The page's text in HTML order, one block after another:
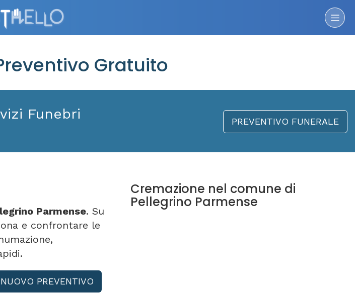
Gratuito
Funebri PREVENTIVO FUNERALE
Parmense. Su
e confrontare le
NUOVO PREVENTIVO
Cremazione nel comune di
Pellegrino Parmense